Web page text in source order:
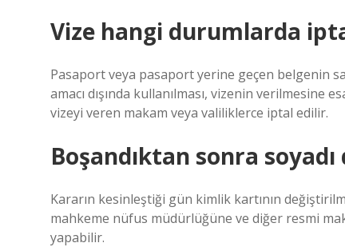
Vize hangi durumlarda
Pasaport veya pasaport yerine geçen belgenin
amacı dışında kullanılması, vizenin verilmesine
vizeyi veren makam veya valiliklerce iptal edilir.
Boşandıktan sonra
Kararın kesinleştiği gün kimlik kartının
mahkeme nüfus müdürlüğüne ve diğer resmi
yapabilir.